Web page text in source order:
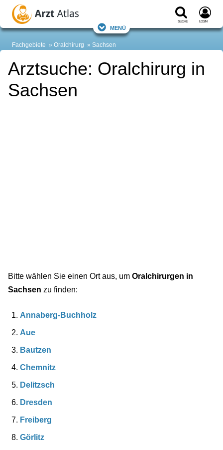
Suche Login
Menü
Fachgebiete Oralchirurg Sachsen
Arztsuche: Oralchirurg in
Sachsen
Bitte wählen Sie einen Ort aus, um Oralchirurgen in
Sachsen zu finden:
Annaberg-Buchholz
Aue
Bautzen
Chemnitz
Delitzsch
Dresden
Freiberg
Görlitz